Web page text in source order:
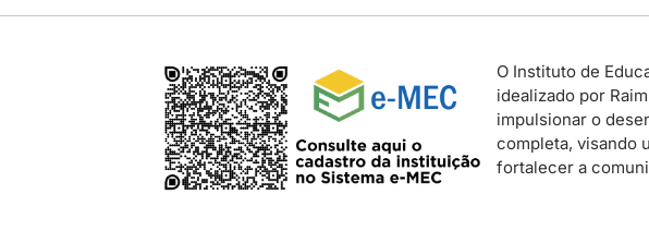
O Instituto de
idealizado por
impulsionar o
completa, visando
fortalecer a